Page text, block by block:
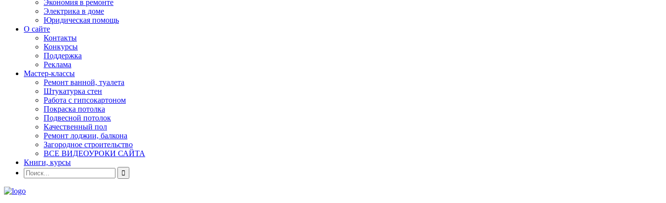
Экономия в ремонте
Электрика в доме
Юридическая помощь
О сайте
Контакты
Конкурсы
Поддержка
Реклама
Мастер-классы
Ремонт ванной, туалета
Штукатурка стен
Работа с гипсокартоном
Покраска потолка
Подвесной потолок
Качественный пол
Ремонт лоджии, балкона
Загородное строительство
ВСЕ ВИДЕОУРОКИ САЙТА
Книги, курсы